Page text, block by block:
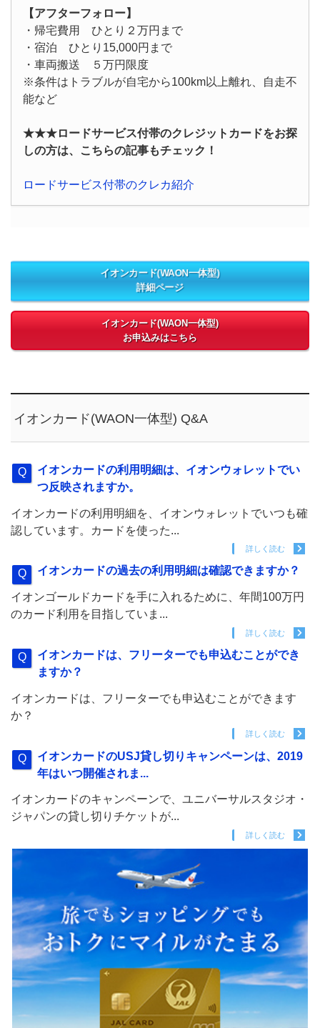
【アフターフォロー】
・帰宅費用 ひとり２万円まで
・宿泊 ひとり15,000円まで
・車両搬送 ５万円限度
※条件はトラブルが自宅から100km以上離れ、自走不
能など
★★★ロードサービス付帯のクレジットカードをお探
しの方は、こちらの記事もチェック！
ロードサービス付帯のクレカ紹介
イオンカード(WAON一体型)
詳細ページ
イオンカード(WAON一体型)
お申込みはこちら
イオンカード(WAON一体型) Q&A
イオンカードの利用明細は、イオンウォレットでい
つ反映されますか。
イオンカードの利用明細を、イオンウォレットでいつも確
認しています。カードを使った...
詳しく読む
イオンカードの過去の利用明細は確認できますか？
イオンゴールドカードを手に入れるために、年間100万円
のカード利用を目指していま...
詳しく読む
イオンカードは、フリーターでも申込むことができ
ますか？
イオンカードは、フリーターでも申込むことができます
か？
詳しく読む
イオンカードのUSJ貸し切りキャンペーンは、2019
年はいつ開催されま...
イオンカードのキャンペーンで、ユニバーサルスタジオ・
ジャパンの貸し切りチケットが...
詳しく読む